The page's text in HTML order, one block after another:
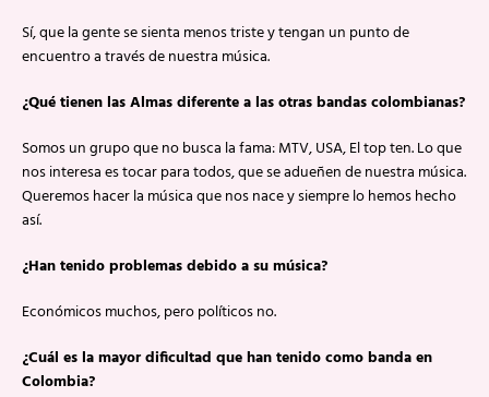
Sí, que la gente se sienta menos triste y tengan un punto de
encuentro a través de nuestra música.
¿Qué tienen las Almas diferente a las otras bandas colombianas?
Somos un grupo que no busca la fama: MTV, USA, El top ten. Lo que
nos interesa es tocar para todos, que se adueñen de nuestra música.
Queremos hacer la música que nos nace y siempre lo hemos hecho
así.
¿Han tenido problemas debido a su música?
Económicos muchos, pero políticos no.
¿Cuál es la mayor dificultad que han tenido como banda en
Colombia?